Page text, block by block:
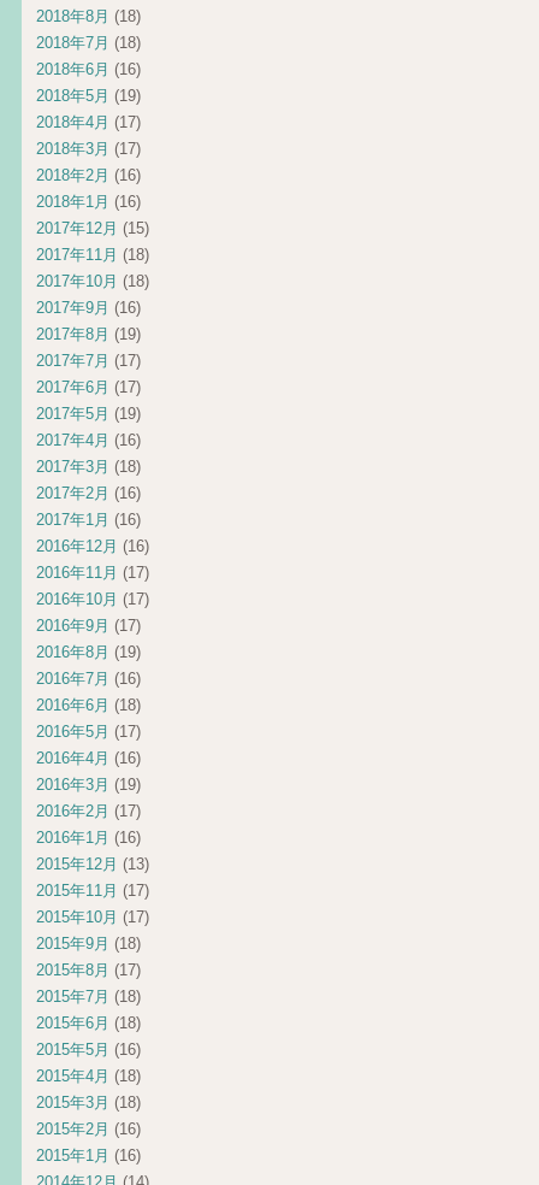
2018年8月 (18)
2018年7月 (18)
2018年6月 (16)
2018年5月 (19)
2018年4月 (17)
2018年3月 (17)
2018年2月 (16)
2018年1月 (16)
2017年12月 (15)
2017年11月 (18)
2017年10月 (18)
2017年9月 (16)
2017年8月 (19)
2017年7月 (17)
2017年6月 (17)
2017年5月 (19)
2017年4月 (16)
2017年3月 (18)
2017年2月 (16)
2017年1月 (16)
2016年12月 (16)
2016年11月 (17)
2016年10月 (17)
2016年9月 (17)
2016年8月 (19)
2016年7月 (16)
2016年6月 (18)
2016年5月 (17)
2016年4月 (16)
2016年3月 (19)
2016年2月 (17)
2016年1月 (16)
2015年12月 (13)
2015年11月 (17)
2015年10月 (17)
2015年9月 (18)
2015年8月 (17)
2015年7月 (18)
2015年6月 (18)
2015年5月 (16)
2015年4月 (18)
2015年3月 (18)
2015年2月 (16)
2015年1月 (16)